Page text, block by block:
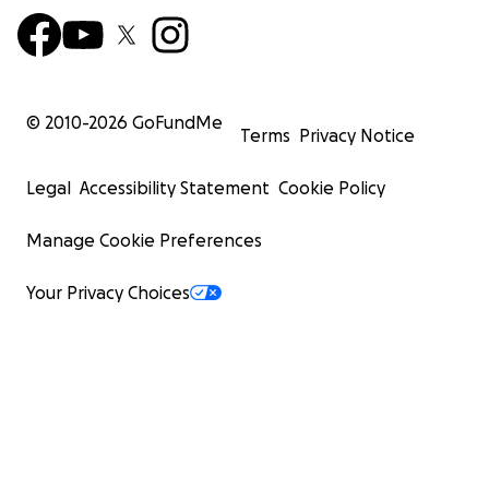
© 2010-2026 GoFundMe
Terms Privacy Notice
Legal Accessibility Statement Cookie Policy
Manage Cookie Preferences
Your Privacy Choices